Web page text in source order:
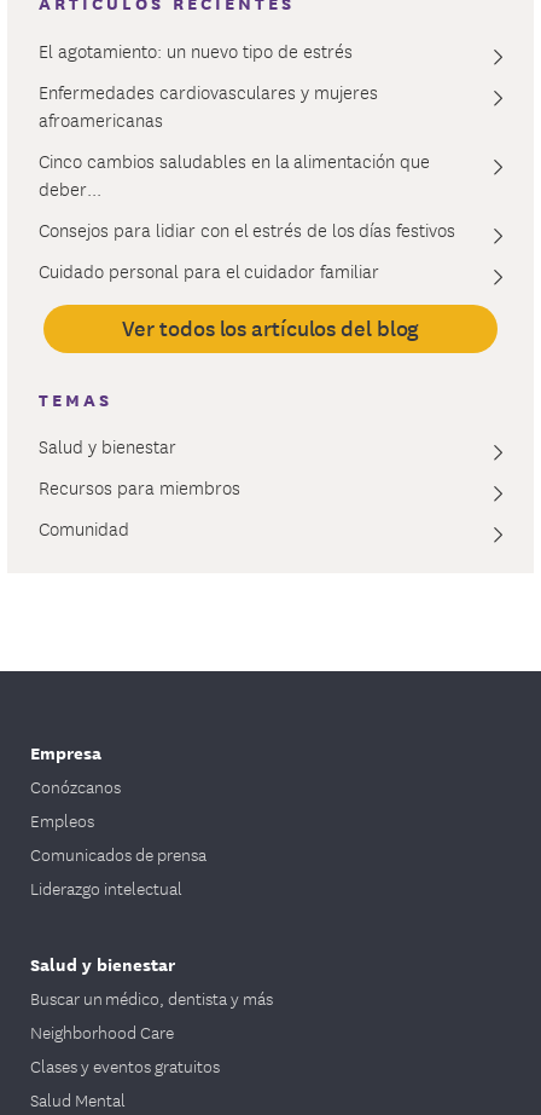
El agotamiento: un nuevo tipo de estrés
Enfermedades cardiovasculares y mujeres
afroamericanas
Cinco cambios saludables en la alimentación que
deber...
Consejos para lidiar con el estrés de los días festivos
Cuidado personal para el cuidador familiar
Ver todos los artículos del blog
TEMAS
Salud y bienestar
Recursos para miembros
Comunidad
Empresa
Conózcanos
Empleos
Comunicados de prensa
Liderazgo intelectual
Salud y bienestar
Buscar un médico, dentista y más
Neighborhood Care
Clases y eventos gratuitos
Salud Mental